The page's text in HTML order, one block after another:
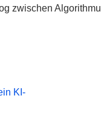
zwischen